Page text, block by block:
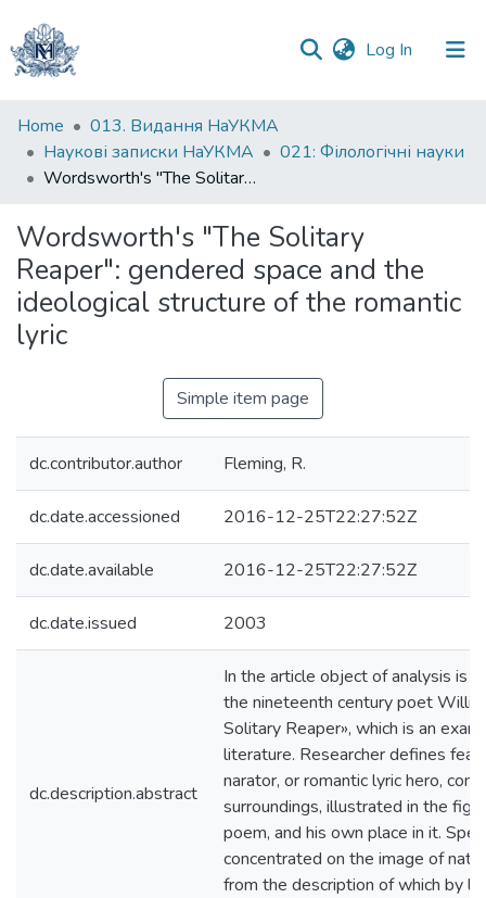
Log In (current)
Communities
&
Collections
Statistics
Home
013. Видання НаУКМА
Наукові записки НаУКМА
021: Філологічні науки
Wordsworth's "The Solitary Reaper": gendered space and the ideological structure of the romantic lyric
Wordsworth's "The Solitary
Reaper": gendered space and the
ideological structure of the romantic
lyric
Simple item page
dc.contributor.author Fleming, R.
dc.date.accessioned 2016-12-25T22:27:52Z
dc.date.available 2016-12-25T22:27:52Z
dc.date.issued 2003
dc.description.abstract
In the article object of analysis is
the nineteenth century poet
Solitary Reaper», which is an
literature. Researcher defines
narator, or romantic lyric hero,
surroundings, illustrated in the
poem, and his own place in it.
concentrated on the image of
from the description of which by